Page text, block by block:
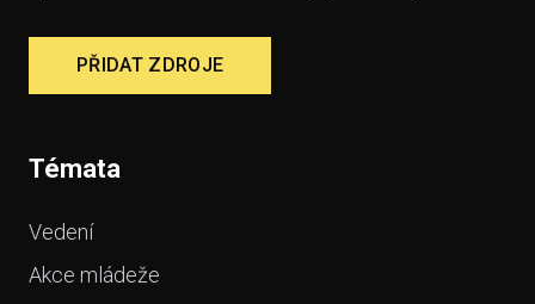
PŘIDAT ZDROJE
Témata
Vedení
Akce mládeže